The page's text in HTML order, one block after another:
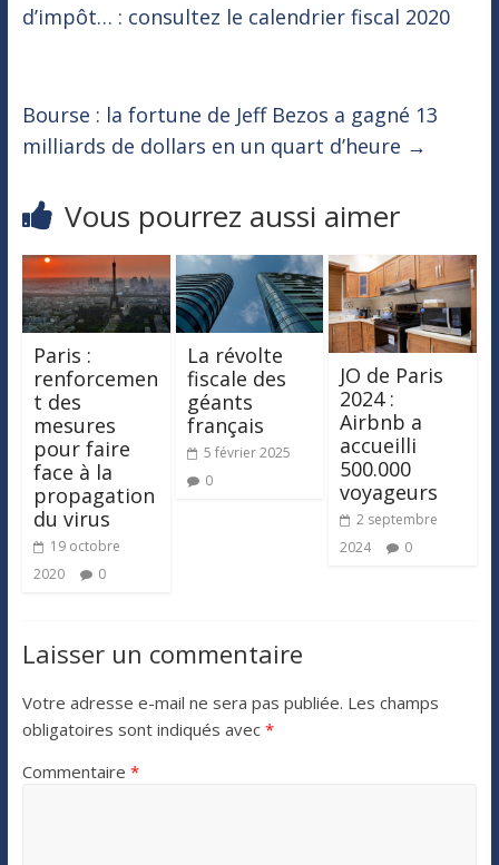
d’impôt… : consultez le calendrier fiscal 2020
Bourse : la fortune de Jeff Bezos a gagné 13
milliards de dollars en un quart d’heure →
Vous pourrez aussi aimer
Paris :
renforcemen
t des
mesures
pour faire
face à la
propagation
du virus
19 octobre
2020
0
La révolte
fiscale des
géants
français
5 février 2025
0
JO de Paris
2024 :
Airbnb a
accueilli
500.000
voyageurs
2 septembre
2024
0
Laisser un commentaire
Votre adresse e-mail ne sera pas publiée. Les champs
obligatoires sont indiqués avec *
Commentaire *